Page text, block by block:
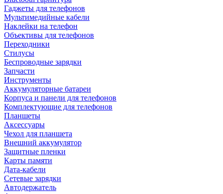
Гаджеты для телефонов
Мультимедийные кабели
Наклейки на телефон
Объективы для телефонов
Переходники
Стилусы
Беспроводные зарядки
Запчасти
Инструменты
Аккумуляторные батареи
Корпуса и панели для телефонов
Комплектующие для телефонов
Планшеты
Аксессуары
Чехол для планшета
Внешний аккумулятор
Защитные пленки
Карты памяти
Дата-кабели
Сетевые зарядки
Автодержатель